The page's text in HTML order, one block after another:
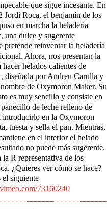
que sigue incesante. En
Jordi Roca, el benjamín de los
en marcha la heladería
una dulce y sugerente
pretende reinventar la heladería
Ahora, nos presentan la
hacer helados calientes de
diseñada por Andreu Carulla y
de Oxymoron Maker. Su
es muy sencillo y consiste en
de leche relleno de
introducirlo en la Oxymoron
tuesta y sella el pan. Mientras,
en el interior el helado
no puede más sugerente.
la R representativa de los
¿Quieres ver cómo se hace?
el siguiente
73160240